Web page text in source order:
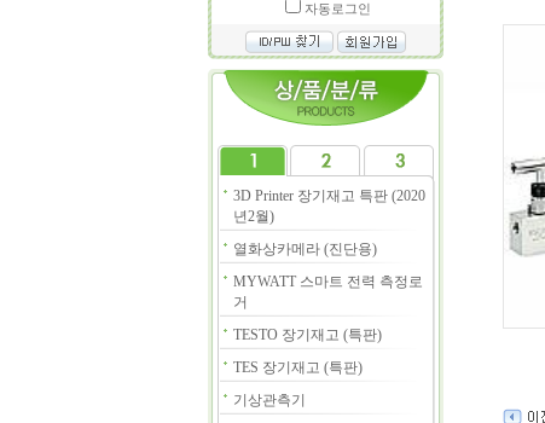
자동로그인
3D Printer 장기재고 특판 (2020
년2월)
열화상카메라 (진단용)
MYWATT 스마트 전력 측정로
거
TESTO 장기재고 (특판)
TES 장기재고 (특판)
기상관측기